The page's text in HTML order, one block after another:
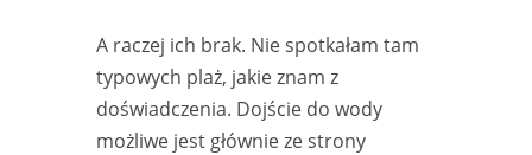
A raczej ich brak. Nie spotkałam tam
typowych plaż, jakie znam z
doświadczenia. Dojście do wody
możliwe jest głównie ze strony